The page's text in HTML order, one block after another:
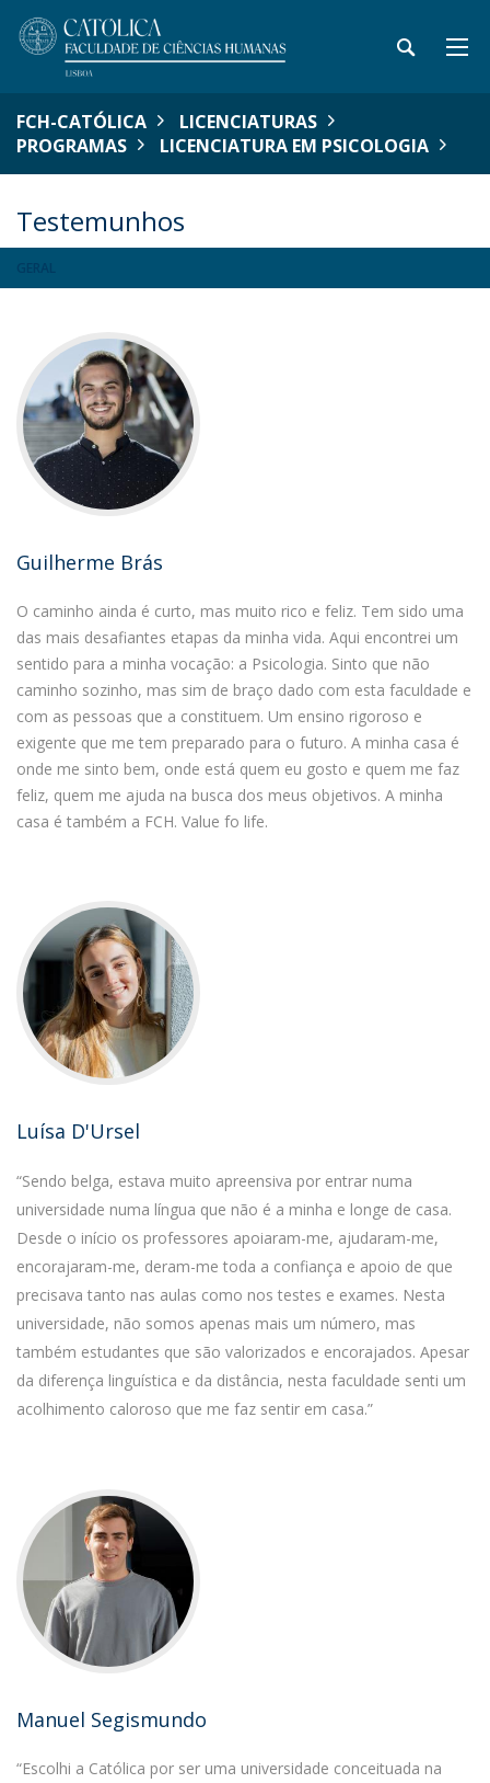
FCH-CATÓLICA
LICENCIATURAS
PROGRAMAS
LICENCIATURA EM PSICOLOGIA
Testemunhos
Guilherme Brás
O caminho ainda é curto, mas muito rico e feliz. Tem sido uma
das mais desafiantes etapas da minha vida. Aqui encontrei um
sentido para a minha vocação: a Psicologia. Sinto que não
caminho sozinho, mas sim de braço dado com esta faculdade e
com as pessoas que a constituem. Um ensino rigoroso e
exigente que me tem preparado para o futuro. A minha casa é
onde me sinto bem, onde está quem eu gosto e quem me faz
feliz, quem me ajuda na busca dos meus objetivos. A minha
casa é também a FCH. Value fo life.
Luísa D'Ursel
“Sendo belga, estava muito apreensiva por entrar numa
universidade numa língua que não é a minha e longe de casa.
Desde o início os professores apoiaram-me, ajudaram-me,
encorajaram-me, deram-me toda a confiança e apoio de que
precisava tanto nas aulas como nos testes e exames. Nesta
universidade, não somos apenas mais um número, mas
também estudantes que são valorizados e encorajados. Apesar
da diferença linguística e da distância, nesta faculdade senti um
acolhimento caloroso que me faz sentir em casa.”
Manuel Segismundo
“Escolhi a Católica por ser uma universidade conceituada na